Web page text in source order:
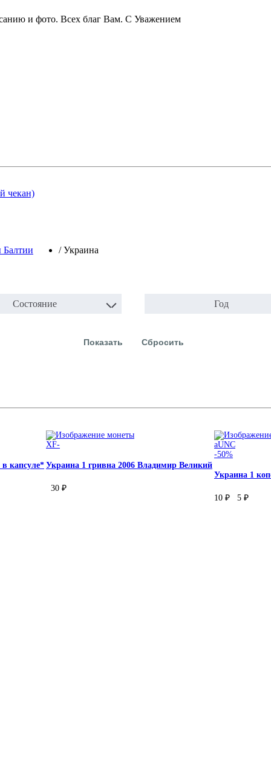
и фото. Всех благ Вам. С Уважением
чекан)
/Украина
Состояние Год
капсуле*
XF-
Украина 1 гривна 2006 Владимир Великий
30 ₽
aUNC
-50%
Украина 1
10 ₽ 5 ₽